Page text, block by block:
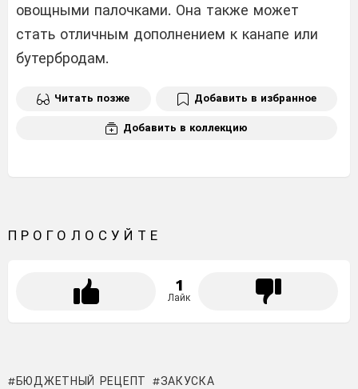
овощными палочками. Она также может
стать отличным дополнением к канапе или
бутербродам.
Читать позже Добавить в избранное
Добавить в коллекцию
ПРОГОЛОСУЙТЕ
1
Лайк
БЮДЖЕТНЫЙ РЕЦЕПТ
ЗАКУСКА